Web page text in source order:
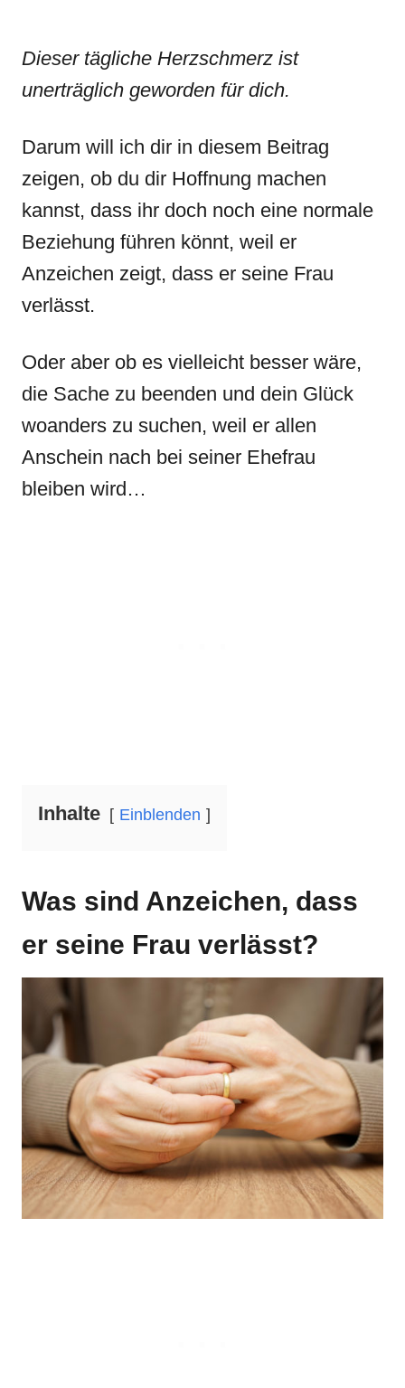
Dieser tägliche Herzschmerz ist
unerträglich geworden für dich.
Darum will ich dir in diesem Beitrag
zeigen, ob du dir Hoffnung machen
kannst, dass ihr doch noch eine normale
Beziehung führen könnt, weil er
Anzeichen zeigt, dass er seine Frau
verlässt.
Oder aber ob es vielleicht besser wäre,
die Sache zu beenden und dein Glück
woanders zu suchen, weil er allen
Anschein nach bei seiner Ehefrau
bleiben wird…
Inhalte Einblenden
Was sind Anzeichen, dass
er seine Frau verlässt?